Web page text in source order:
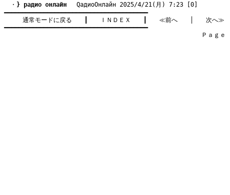
・ } радио онлайн QадиоОнлайн 2025/4/21(月) 7:23 [0]
━━━━━━━━━━━━━━━━━━━━━━━━━━━━━━━━━━━━━━━━
通常モードに戻る
ＩＮＤＥＸ ≪前へ
次へ≫
━━━━━━━━━━━━━━━━━━━━━━━━━━━━━━━━━━━━━━━━
Ｐａｇｅ